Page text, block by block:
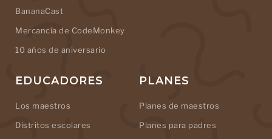
BananaCast
Mercancía de CodeMonkey
10 años de aniversario
EDUCADORES
Los maestros
Distritos escolares
PLANES
Planes de maestros
Planes para padres